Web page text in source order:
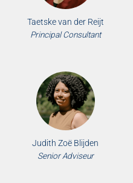
Taetske van der Reijt
Principal Consultant
Judith Zoë Blijden
Senior Adviseur